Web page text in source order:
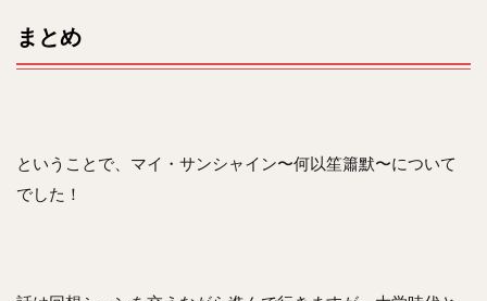
まとめ
ということで、マイ・サンシャイン〜何以笙簫默〜について
でした！